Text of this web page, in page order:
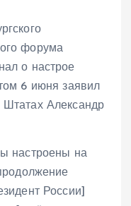
форума
о настрое
6 июня заявил
Александр
настроены на
России]